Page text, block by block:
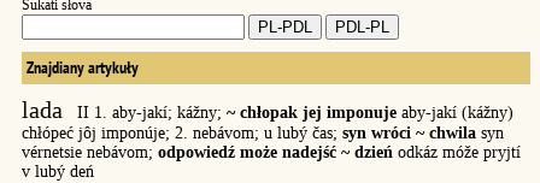
Šukati słova
Znajdiany artykuły
lada II 1. aby-jakí; kážny; ~ chłopak jej imponuje aby-jakí (kážny)
chłópeć jôj imponúje; 2. nebávom; u lubý čas; syn wróci ~ chwila syn
vérnetsie nebávom; odpowiedź może nadejść ~ dzień odkáz móže pryjtí
v lubý deń